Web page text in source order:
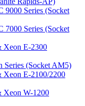
Series (Socket
Series (Socket
Xeon E-2300
Series (Socket AM5)
Xeon E-2100/2200
Xeon W-1200